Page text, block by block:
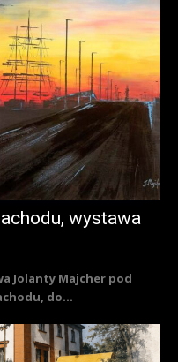
wystawa
Jolanty Majcher pod
do...